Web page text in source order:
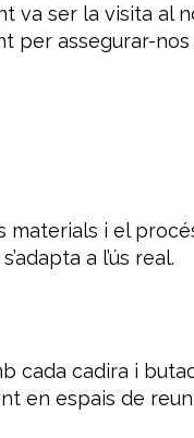
va ser la visita al
per assegurar-
i el
a l’ús real.
cada cadira i
espais de